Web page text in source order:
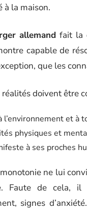
à la maison.
allemand fait la
capable de
que les
doivent être
et à
physiques et
à ses proches
monotonie ne lui
Faute de cela, il
signes